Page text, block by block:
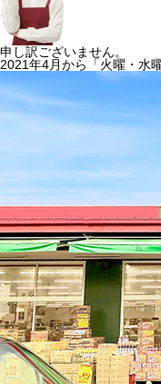
申し訳ございません。
2021年4月から「火曜・水